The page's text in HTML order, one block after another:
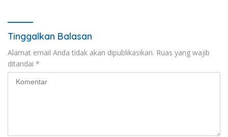
Tinggalkan Balasan
Alamat email Anda tidak akan dipublikasikan. Ruas yang wajib
ditandai *